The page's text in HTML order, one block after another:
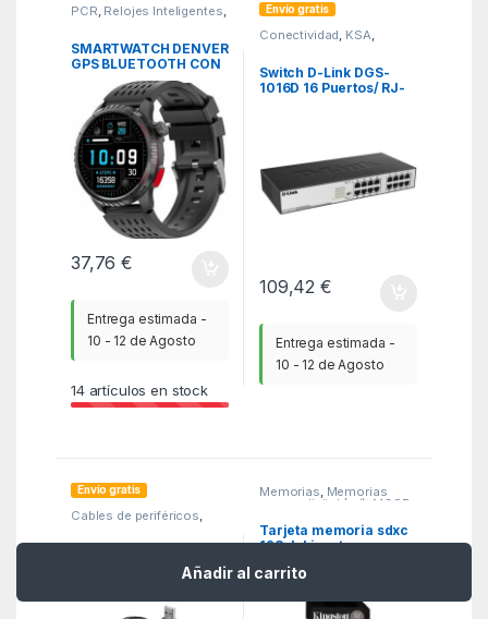
Añadir al carrito
PCR Relojes Inteligentes
Smartwatches
SMARTWATCH DENVER
GPS BLUETOOTH CON
FRECUENCIA
CARDIACA Y PRESION
ARTERIAL
37,76€
Entrega estimada -
10 - 12 de Agosto
14artículos en stock
Envío gratis
Conectividad KSA
Switch D-Link DGS-
1016D 16 Puertos/ RJ-
109,42€
Entrega estimada -
10 - 12 de Agosto
Envío gratis
Cables de periféricos,
especiales,Periféricos
interfaz 480 Mbit/s
Memorias, Memorias
secure digital (sd) MGSR
Tarjeta memoria sdxc
128gb kingston canvas
clase 10